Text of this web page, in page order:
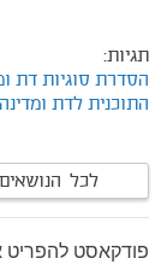
תגיות:
הסדרת סוגיות דת
התוכנית לדת
לכל הנושאים
פודקאסט